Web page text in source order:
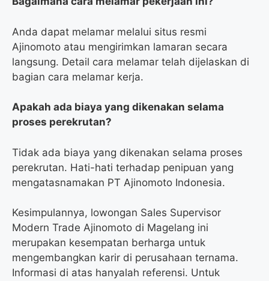
Anda dapat melamar melalui situs resmi
Ajinomoto atau mengirimkan lamaran secara
langsung. Detail cara melamar telah dijelaskan di
bagian cara melamar kerja.
Apakah ada biaya yang dikenakan selama
proses perekrutan?
Tidak ada biaya yang dikenakan selama proses
perekrutan. Hati-hati terhadap penipuan yang
mengatasnamakan PT Ajinomoto Indonesia.
Kesimpulannya, lowongan Sales Supervisor
Modern Trade Ajinomoto di Magelang ini
merupakan kesempatan berharga untuk
mengembangkan karir di perusahaan ternama.
Informasi di atas hanyalah referensi. Untuk